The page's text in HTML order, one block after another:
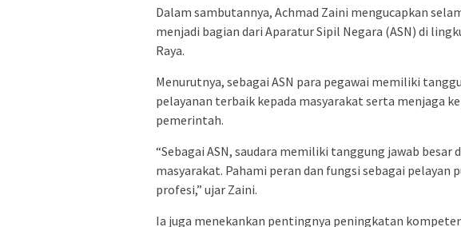
Dalam sambutannya, Achmad Zaini mengucapkan
menjadi bagian dari Aparatur Sipil Negara (ASN) di
Raya.
Menurutnya, sebagai ASN para pegawai memiliki
pelayanan terbaik kepada masyarakat serta menjaga
pemerintah.
“Sebagai ASN, saudara memiliki tanggung jawab
masyarakat. Pahami peran dan fungsi sebagai
profesi,” ujar Zaini.
Ia juga menekankan pentingnya peningkatan